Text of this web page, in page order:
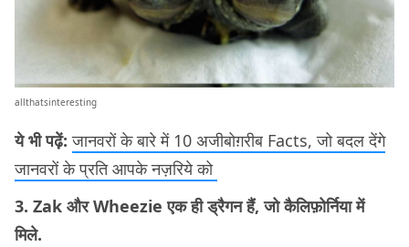
allthatsinteresting
ये भी पढ़ें:जानवरों के बारे में 10 अजीबोग़रीब Facts, जो बदल देंगे
जानवरों के प्रति आपके नज़रिये को
3. Zak और Wheezie एक ही ड्रैगन हैं, जो कैलिफ़ोर्निया में
मिले.